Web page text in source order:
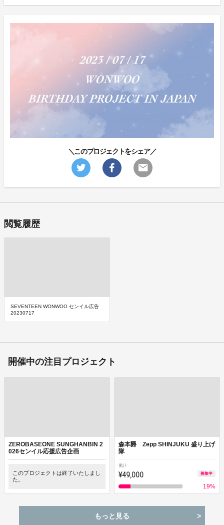
＼このプロジェクトをシェア／
閲覧履歴
SEVENTEEN WONWOO センイル広告
20230717
開催中の注目プロジェクト
ZEROBASEONE SUNGHANBIN 2
026センイル応援広告企画
このプロジェクトは終了いたしまし
た。
森本爵 Zepp SHINJUKU 盛り上げ
隊
累計
¥49,000 募集中
19%
もっと見る